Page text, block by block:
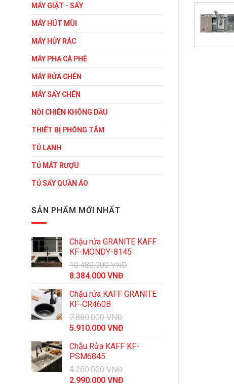
MÁY GIẶT - SẤY
MÁY HÚT MÙI
MÁY HỦY RÁC
MÁY PHA CÀ PHÊ
MÁY RỬA CHÉN
MÁY SẤY CHÉN
NỒI CHIÊN KHÔNG DẦU
THIẾT BỊ PHÒNG TẮM
TỦ LẠNH
TỦ MÁT RƯỢU
TỦ SẤY QUẦN ÁO
SẢN PHẨM MỚI NHẤT
Chậu rửa GRANITE KAFF
KF-MONDY-8145
10.480.000VNĐ
Giá
là:
10.480.000 VNĐ.
8.384.000 VNĐ
tại
Chậu rửa KAFF GRANITE
KF-CR460B
7.880.000VNĐ
Giá
là:
7.880.000 VNĐ.
5.910.000 VNĐ
tại
Chậu Rửa KAFF KF-
PSM6845
4.280.000VNĐ
Giá
2.990.000 VNĐ